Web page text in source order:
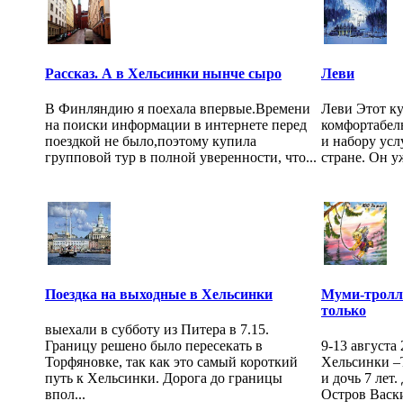
Рассказ. А в Хельсинки нынче сыро
В Финляндию я поехала впервые.Времени
на поиски информации в интернете перед
поездкой не было,поэтому купила
групповой тур в полной уверенности, что...
Леви
Леви Этот
и набору
стране. Он
Поездка на выходные в Хельсинки
выехали в субботу из Питера в 7.15.
Границу решено было пересекать в
Торфяновке, так как это самый короткий
путь к Хельсинки. Дорога до границы
впол...
Муми-
только
9-13
Хельсинки
и дочь 7
Остров